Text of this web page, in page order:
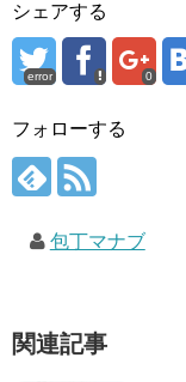
シェアする
error 0
フォローする
包丁マナブ
関連記事